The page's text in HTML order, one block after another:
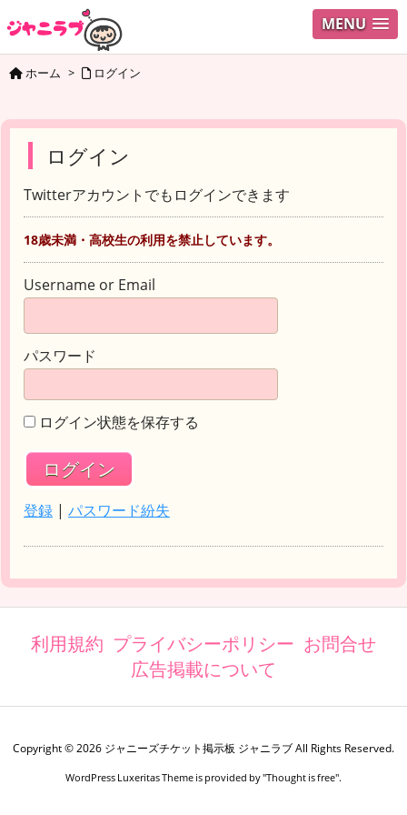
MENU
ホーム > ログイン
ログイン
Twitterアカウントでもログインできます
18歳未満・高校生の利用を禁止しています。
Username or Email
パスワード
ログイン状態を保存する
登録 | パスワード紛失
利用規約 プライバシーポリシー お問合せ
広告掲載について
Copyright ©2026 ジャニーズチケット掲示板 ジャニラブAll Rights Reserved.
WordPress Luxeritas Theme is provided by "Thought is free".